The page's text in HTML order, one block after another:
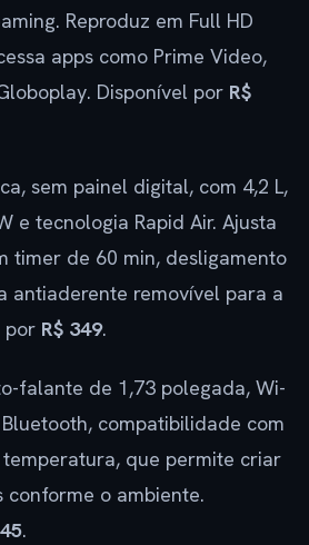
Reproduz em Full HD
apps como Prime Video,
Disponível por R$
sem painel digital, com 4,2 L,
e tecnologia Rapid Air. Ajusta
timer de 60 min, desligamento
antiaderente removível para a
por R$ 349.
falante de 1,73 polegada, Wi-
compatibilidade com
que permite criar
conforme o ambiente.
.